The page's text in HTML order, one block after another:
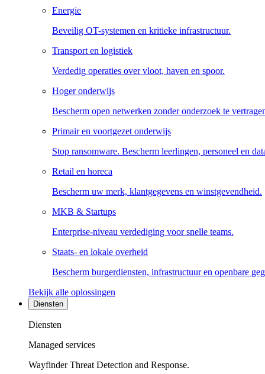
Energie
Beveilig OT-systemen en kritieke infrastructuur.
Transport en logistiek
Verdedig operaties over vloot, haven en spoor.
Hoger onderwijs
Bescherm open netwerken zonder onderzoek te
Primair en voortgezet onderwijs
Stop ransomware. Bescherm leerlingen, personeel en
Retail en horeca
Bescherm uw merk, klantgegevens en winstgevendheid.
MKB & Startups
Enterprise-niveau verdediging voor snelle teams.
Staats- en lokale overheid
Bescherm burgerdiensten, infrastructuur en openbare
Bekijk alle oplossingen
Diensten
Diensten
Managed services
Wayfinder Threat Detection and Response.